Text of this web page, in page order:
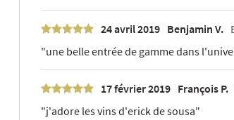
24 avril 2019 Benjamin V.
"une belle entrée de gamme dans
17 février 2019 François P.
"j'adore les vins d'erick de sousa"